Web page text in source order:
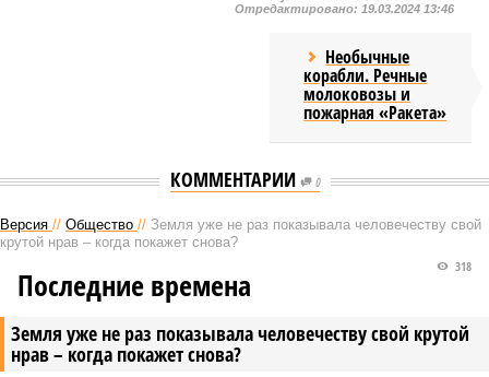
Отредактировано: 19.03.2024 13:46
Необычные
корабли. Речные
молоковозы и
пожарная «Ракета»
КОММЕНТАРИИ 0
Версия // Общество // Земля уже не раз показывала человечеству свой
крутой нрав – когда покажет снова?
Земля уже не раз показывала человечеству свой крутой
нрав – когда покажет снова?
318
Последние времена